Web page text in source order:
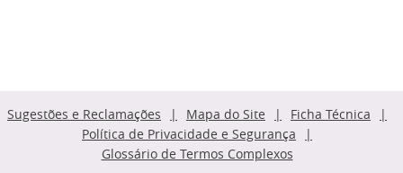
Sugestões e Reclamações Mapa do Site
Ficha Técnica
Política de Privacidade e Segurança
Glossário de Termos Complexos